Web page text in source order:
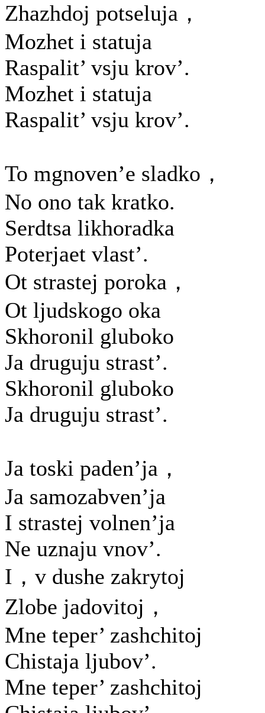
Zhazhdoj potseluja，
Mozhet i statuja
Raspalit’ vsju krov’.
Mozhet i statuja
Raspalit’ vsju krov’.
To mgnoven’e sladko，
No ono tak kratko.
Serdtsa likhoradka
Poterjaet vlast’.
Ot strastej poroka，
Ot ljudskogo oka
Skhoronil gluboko
Ja druguju strast’.
Skhoronil gluboko
Ja druguju strast’.
Ja toski paden’ja，
Ja samozabven’ja
I strastej volnen’ja
Ne uznaju vnov’.
I，v dushe zakrytoj
Zlobe jadovitoj，
Mne teper’ zashchitoj
Chistaja ljubov’.
Mne teper’ zashchitoj